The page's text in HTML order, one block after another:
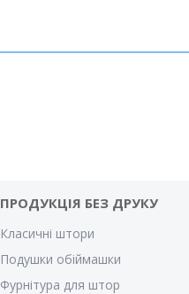
ПРОДУКЦІЯ БЕЗ ДРУКУ
Класичні штори
Подушки обіймашки
Фурнітура для штор